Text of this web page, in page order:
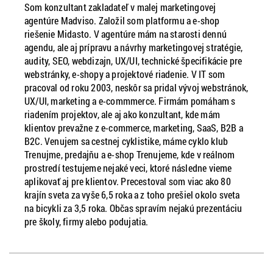
Som konzultant zakladateľ v malej marketingovej
agentúre Madviso. Založil som platformu a e-shop
riešenie Midasto. V agentúre mám na starosti dennú
agendu, ale aj prípravu a návrhy marketingovej stratégie,
audity, SEO, webdizajn, UX/UI, technické špecifikácie pre
webstránky, e-shopy a projektové riadenie. V IT som
pracoval od roku 2003, neskôr sa pridal vývoj webstránok,
UX/UI, marketing a e-commmerce. Firmám pomáham s
riadením projektov, ale aj ako konzultant, kde mám
klientov prevažne z e-commerce, marketing, SaaS, B2B a
B2C. Venujem sa cestnej cyklistike, máme cyklo klub
Trenujme, predajňu a e-shop Trenujeme, kde v reálnom
prostredí testujeme nejaké veci, ktoré následne vieme
aplikovať aj pre klientov. Precestoval som viac ako 80
krajín sveta za vyše 6,5 roka a z toho prešiel okolo sveta
na bicykli za 3,5 roka. Občas spravím nejakú prezentáciu
pre školy, firmy alebo podujatia.